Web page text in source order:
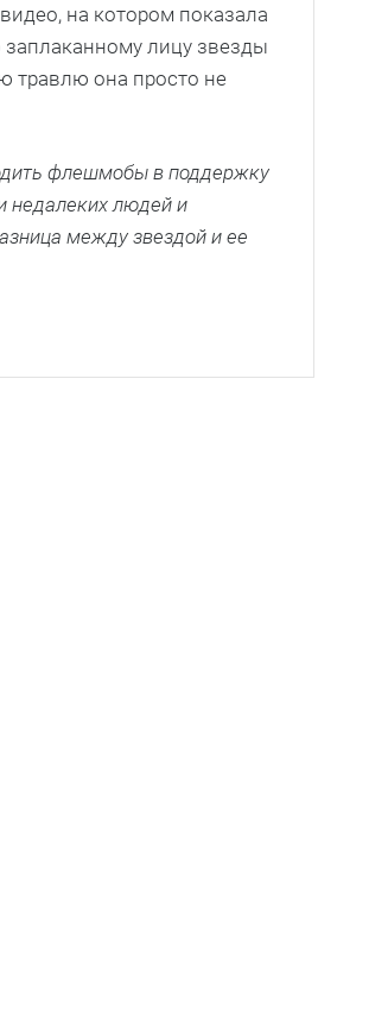
на котором показала
заплаканному лицу звезды
травлю она просто не
флешмобы в поддержку
недалеких людей и
между звездой и ее